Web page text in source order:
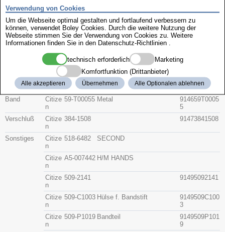
Gruppe HerstellerTeile-Nr. Beschreibung Artikel-Nr.
Glas
Citize 54-000774
Citize
n
506-X600
A
9142506X600
Bodendichtu Citize
n
392-1069 91433921069
Band
Citize
n
59-T00055 Metal
914659T0005
5
Verschluß
Citize
n
384-1508 91473841508
Sonstiges
Citize
n
518-6482 SECOND
Citize
n
A5-007442 H/M HANDS
Citize
n
509-2141 91495092141
Citize
n
509-C1003 Hülse f. Bandstift
9149509C100
3
Citize
n
509-P1019 Bandteil
9149509P101
9
Verwendung von Cookies
Um die Webseite optimal gestalten und fortlaufend verbessern zu
können, verwendet Boley Cookies. Durch die weitere Nutzung der
Webseite stimmen Sie der Verwendung von Cookies zu. Weitere
Informationen finden Sie in den Datenschutz-Richtlinien
technisch erforderlich
Marketing
Komfortfunktion (Drittanbieter)
Alle akzeptieren Übernehmen Alle Optionalen ablehnen